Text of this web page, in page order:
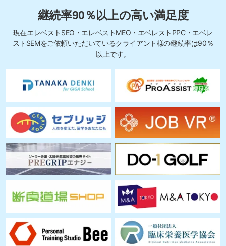
継続率90％以上の高い満足度
現在エレベストSEO・エレベストMEO・エベレストPPC・エベレ
ストSEMをご依頼いただいているクライアント様の継続率は90％
以上です。